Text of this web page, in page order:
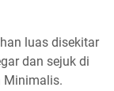
luas disekitar
dan sejuk di
Minimalis.